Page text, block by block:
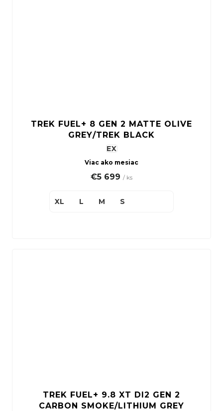
TREK FUEL+ 8 GEN 2 MATTE OLIVE
GREY/TREK BLACK
EX
Viac ako mesiac
€5 699 / ks
XL L M S
TREK FUEL+ 9.8 XT DI2 GEN 2
CARBON SMOKE/LITHIUM GREY